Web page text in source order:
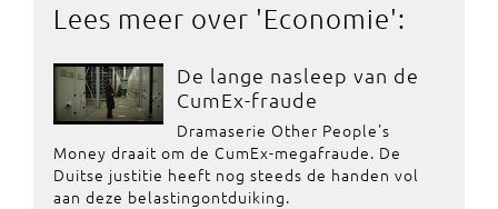
Lees meer over 'Economie':
De lange nasleep van de
CumEx-fraude
Dramaserie Other People's
Money draait om de CumEx-megafraude. De
Duitse justitie heeft nog steeds de handen vol
aan deze belastingontduiking.